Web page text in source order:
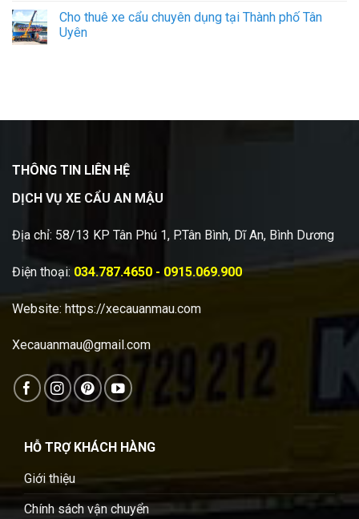
Cho thuê xe cẩu chuyên dụng tại Thành phố Tân
Uyên
THÔNG TIN LIÊN HỆ
DỊCH VỤ XE CẨU AN MẬU
Địa chỉ: 58/13 KP Tân Phú 1, P.Tân Bình, Dĩ An, Bình Dương
Điện thoại: 034.787.4650 - 0915.069.900
Website: https://xecauanmau.com
Xecauanmau@gmail.com
HỖ TRỢ KHÁCH HÀNG
Giới thiệu
Chính sách vận chuyển